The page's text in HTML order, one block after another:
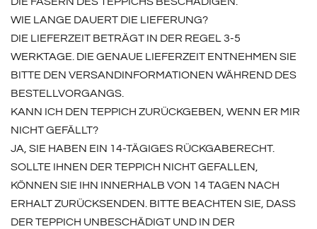
WIE LANGE DAUERT DIE LIEFERUNG?
DIE LIEFERZEIT BETRÄGT IN DER REGEL 3-5
WERKTAGE. DIE GENAUE LIEFERZEIT ENTNEHMEN SIE
BITTE DEN VERSANDINFORMATIONEN WÄHREND DES
BESTELLVORGANGS.
KANN ICH DEN TEPPICH ZURÜCKGEBEN, WENN ER MIR
NICHT GEFÄLLT?
JA, SIE HABEN EIN 14-TÄGIGES RÜCKGABERECHT.
SOLLTE IHNEN DER TEPPICH NICHT GEFALLEN,
KÖNNEN SIE IHN INNERHALB VON 14 TAGEN NACH
ERHALT ZURÜCKSENDEN. BITTE BEACHTEN SIE, DASS
DER TEPPICH UNBESCHÄDIGT UND IN DER